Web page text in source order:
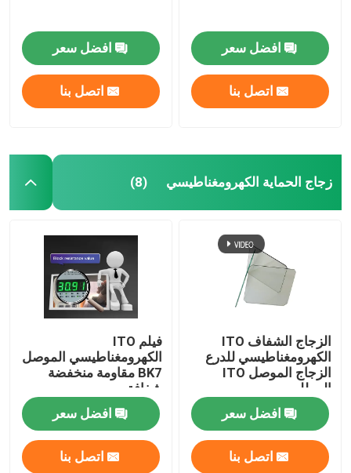
افضل سعر
اتصل بنا
افضل سعر
اتصل بنا
زجاج الحماية الكهرومغناطيسي (8)
الزجاج الشفاف ITO
الكهرومغناطيسي للدرع
الزجاج الموصل ITO
المطلي
افضل سعر
اتصل بنا
فيلم ITO
الكهرومغناطيسي الموصل
BK7 مقاومة منخفضة
شفافة
افضل سعر
اتصل بنا